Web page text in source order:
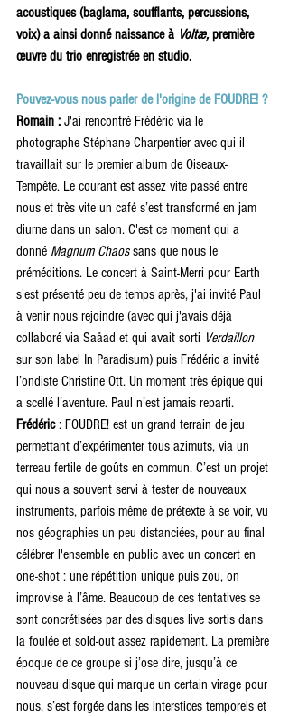
acoustiques (baglama, soufflants, percussions,
voix) a ainsi donné naissance à Voltæ, première
œuvre du trio enregistrée en studio.
Pouvez-vous nous parler de l'origine de FOUDRE! ?
Romain : J'ai rencontré Frédéric via le
photographe Stéphane Charpentier avec qui il
travaillait sur le premier album de Oiseaux-
Tempête. Le courant est assez vite passé entre
nous et très vite un café s’est transformé en jam
diurne dans un salon. C'est ce moment qui a
donné Magnum Chaos sans que nous le
préméditions. Le concert à Saint-Merri pour Earth
s'est présenté peu de temps après, j'ai invité Paul
à venir nous rejoindre (avec qui j'avais déjà
collaboré via Saåad et qui avait sorti Verdaillon
sur son label In Paradisum) puis Frédéric a invité
l’ondiste Christine Ott. Un moment très épique qui
a scellé l’aventure. Paul n’est jamais reparti.
Frédéric : FOUDRE! est un grand terrain de jeu
permettant d’expérimenter tous azimuts, via un
terreau fertile de goûts en commun. C’est un projet
qui nous a souvent servi à tester de nouveaux
instruments, parfois même de prétexte à se voir, vu
nos géographies un peu distanciées, pour au final
célébrer l'ensemble en public avec un concert en
one-shot : une répétition unique puis zou, on
improvise à l’âme. Beaucoup de ces tentatives se
sont concrétisées par des disques live sortis dans
la foulée et sold-out assez rapidement. La première
époque de ce groupe si j’ose dire, jusqu’à ce
nouveau disque qui marque un certain virage pour
nous, s’est forgée dans les interstices temporels et